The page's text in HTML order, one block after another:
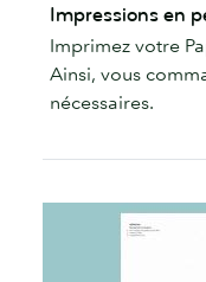
Impressions en
Imprimez votre
Ainsi, vous
nécessaires.